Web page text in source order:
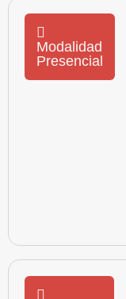
Modalidad
Presencial